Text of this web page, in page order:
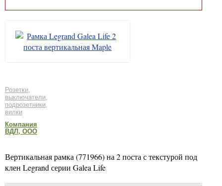
Розетки,
выключатели,
подрозетники,
вилки
Компания
ВДЛ, ООО
Вертикальная рамка (771966) на 2 поста с текстурой под
клен Legrand серии Galea Life